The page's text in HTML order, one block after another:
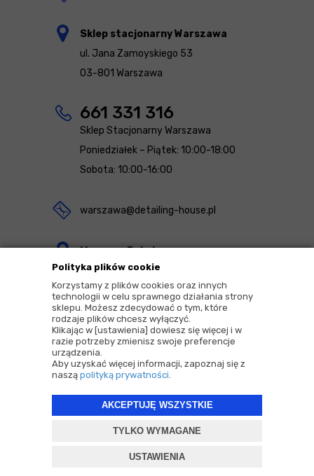
Polityka plików cookie
Korzystamy z plików cookies oraz innych
technologii w celu sprawnego działania strony
sklepu. Możesz zdecydować o tym, które
rodzaje plików chcesz wyłączyć.
Klikając w [ustawienia] dowiesz się więcej i w
razie potrzeby zmienisz swoje preferencje
urządzenia.
Aby uzyskać więcej informacji, zapoznaj się z
naszą polityką prywatności.
AKCEPTUJĘ WSZYSTKIE
TYLKO WYMAGANE
USTAWIENIA
Sklep stacjonarny Warszawa
ul. Jana Zamoyskiego 53
03-801 Warszawa
661 331 316
Sklep Stacjonarny Warszawa
Poniedziałek – Piątek: 10:00-18:00
Sobota: 10:00-16:00
warszawa@detailing-house.pl
Magazyn Rekcin
Nomos Sp. z o.o. sp.k.
ul. Agrestowa 1
83-010 Rekcin
2026 © Copyrights by |Detailing House